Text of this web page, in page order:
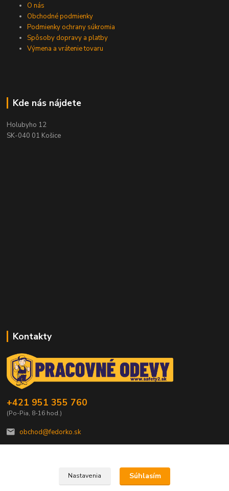
O nás
Obchodné podmienky
Podmienky ochrany súkromia
Spôsoby dopravy a platby
Výmena a vrátenie tovaru
Kde nás nájdete
Holubyho 12
SK-040 01 Košice
Kontakty
+421 951 355 760
(Po-Pia, 8-16 hod.)
obchod@fedorko.sk
Nastavenia Súhlasím